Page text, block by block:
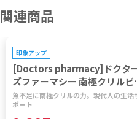
関連商品
印象アップ
[Doctors pharmacy]ドクタ
ズファーマシー 南極クリルビ
ミン 【1袋120粒】
魚不足に南極クリルの力。現代人の生活
ポート